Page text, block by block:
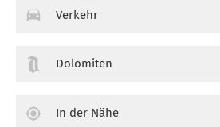
Verkehr
Dolomiten
In der Nähe